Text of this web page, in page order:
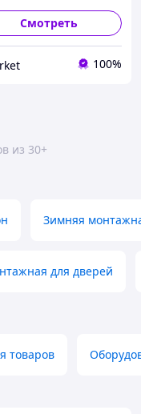
Смотреть
100%
из 30+
Зимняя
для дверей
товаров